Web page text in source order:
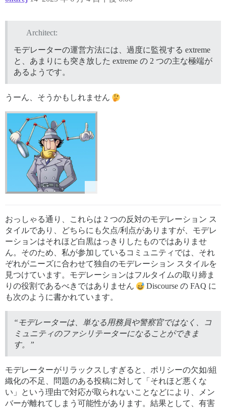
Architect:
モデレーターの運営方法には、過度に監視する extreme
と、あまりにも突き放した extreme の 2 つの主な極端が
あるようです。
うーん、そうかもしれません
おっしゃる通り、これらは 2 つの反対のモデレーション ス
タイルであり、どちらにも欠点/利点がありますが、モデレ
ーションはそれほど白黒はっきりしたものではありませ
ん。そのため、私が参加しているコミュニティでは、それ
ぞれがニーズに合わせて独自のモデレーション スタイルを
見つけています。モデレーションはフルタイムの取り締ま
りの役割であるべきではありません
Discourse の FAQ に
も次のように書かれています。
“モデレーターは、単なる用務員や警察官ではなく、コ
ミュニティのファシリテーターになることができま
す。”
モデレーターがリラックスしすぎると、ポリシーの欠如/組
織化の不足、問題のある投稿に対して「それほど悪くな
い」という理由で対応が取られないことなどにより、メン
バーが離れてしまう可能性があります。結果として、有害